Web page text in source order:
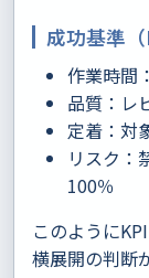
成功基準
作業時間
品質：レ
定着：対
リスク：
100％
このように
横展開の判断